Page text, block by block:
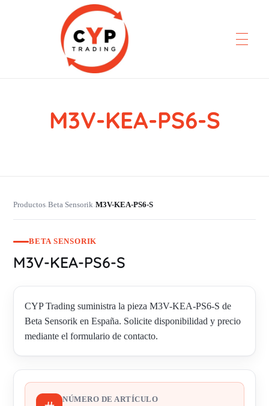
CYP Trading
Professionelle Ersatzteilbeschaffung
M3V-KEA-PS6-S
Productos›Beta Sensorik›M3V-KEA-PS6-S
BETA SENSORIK
M3V-KEA-PS6-S
CYP Trading suministra la pieza M3V-KEA-PS6-S de
Beta Sensorik en España. Solicite disponibilidad y precio
mediante el formulario de contacto.
NÚMERO DE ARTÍCULO